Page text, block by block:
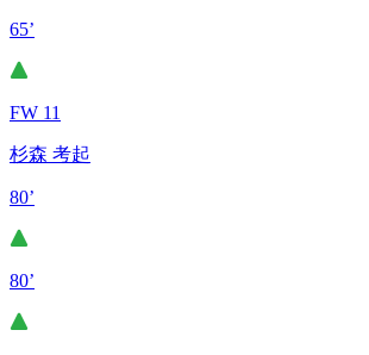
65’
FW 11
杉森 考起
80’
80’